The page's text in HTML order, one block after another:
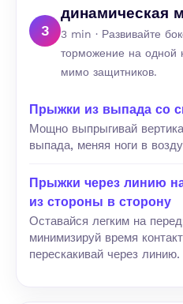
3
динамическая
3 min · Развивайте
торможение на одной
мимо защитников.
Прыжки из выпада со
Мощно выпрыгивай
выпада, меняя ноги в
Прыжки через линию
из стороны в сторону
Оставайся легким на
минимизируй время
перескакивай через линию.